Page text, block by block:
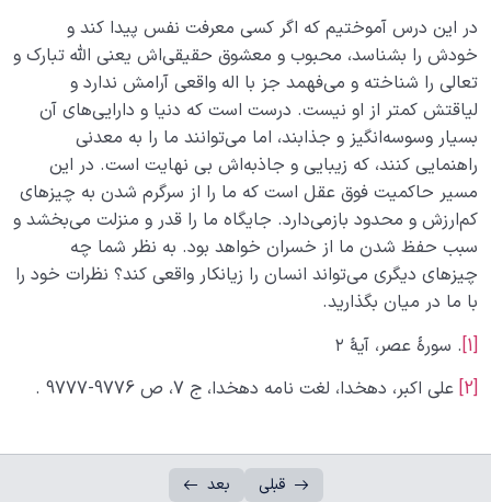
در این درس آموختیم که اگر کسی معرفت نفس پیدا کند و
خودش را بشناسد، محبوب و معشوق حقیقی‌اش یعنی الله تبارک و
تعالی را شناخته و می‌فهمد جز با اله واقعی آرامش ندارد و
لیاقتش کمتر از او نیست. درست است که دنیا و دارایی‌های آن
بسیار وسوسه‌انگیز و جذابند، اما می‌توانند ما را به معدنی
راهنمایی کنند، که زیبایی و جاذبه‌اش بی نهایت است. در این
مسیر حاکمیت فوق عقل است که ما را از سرگرم شدن‌ به چیزهای
کم‌ارزش و محدود بازمی‌دارد. جایگاه ما را قدر و منزلت می‌بخشد و
سبب حفظ شدن ما از خسران خواهد بود. به نظر شما چه
چیزهای دیگری می‌تواند انسان را زیانکار واقعی کند؟ نظرات خود را
با ما در میان بگذارید.
[1] . سورۀ عصر، آیۀ ۲
[2]
علی اکبر، دهخدا، لغت نامه دهخدا، ج 7، ‌ص 9776-9777 .
قبلی بعد